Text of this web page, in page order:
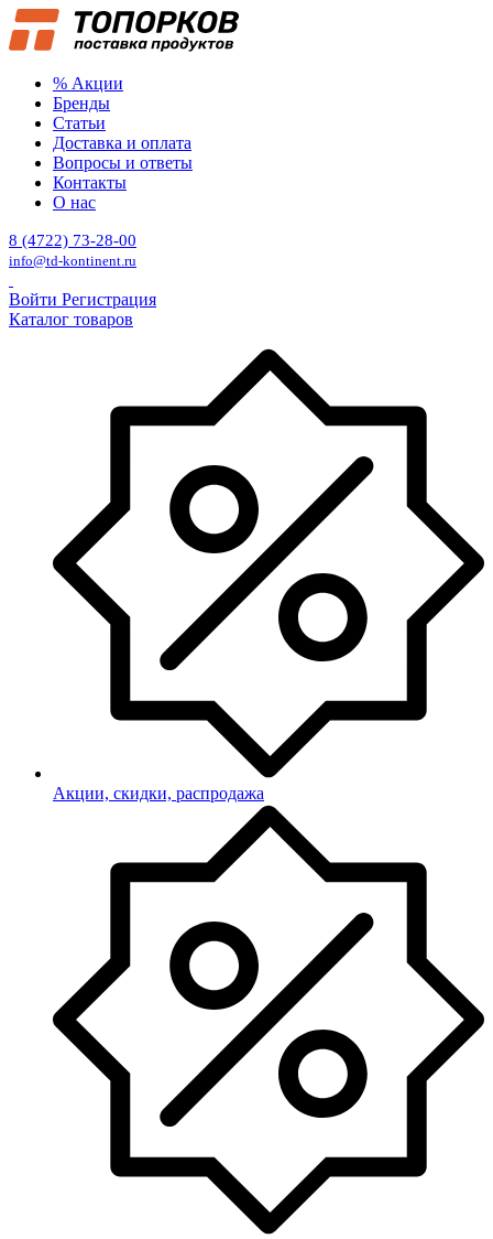
% Акции
Бренды
Статьи
Доставка и оплата
Вопросы и ответы
Контакты
О нас
8 (4722) 73-28-00
info@td-kontinent.ru
Войти Регистрация
Каталог товаров
Акции, скидки, распродажа